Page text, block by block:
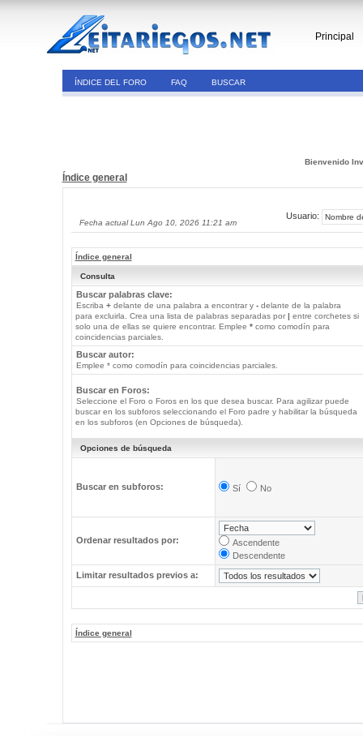
Principal
ÍNDICE DEL FORO FAQ BUSCAR
Bienvenido
Índice general
Fecha actual Lun Ago 10, 2026 11:21 am
Usuario:
Índice general
Consulta
Buscar palabras clave:
Escriba +delante de una palabra a encontrar y -delante de la palabra
para excluirla. Crea una lista de palabras separadas por | entre corchetes si
solo una de ellas se quiere encontrar. Emplee *como comodín para
coincidencias parciales.
Buscar autor:
Emplee * como comodín para coincidencias parciales.
Buscar en Foros:
Seleccione el Foro o Foros en los que desea buscar. Para agilizar puede
buscar en los subforos seleccionando el Foro padre y habilitar la búsqueda
en los subforos (en Opciones de búsqueda).
Opciones de búsqueda
Buscar en subforos: Sí No
Ordenar resultados por:
Ascendente
Descendente
Limitar resultados previos a:
Índice general